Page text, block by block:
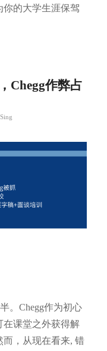
你的大学生涯保驾
Chegg作弊占
Sing
。Chegg作为初心
在课堂之外获得解
，从现在看来, 错